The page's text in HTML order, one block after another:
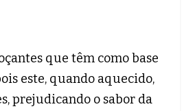
que têm como base
este, quando aquecido,
prejudicando o sabor da